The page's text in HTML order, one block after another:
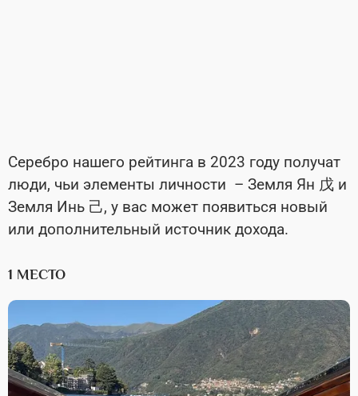
Серебро нашего рейтинга в 2023 году получат
люди, чьи элементы личности – Земля Ян 戊 и
Земля Инь 己, у вас может появиться новый
или дополнительный источник дохода.
1 МЕСТО